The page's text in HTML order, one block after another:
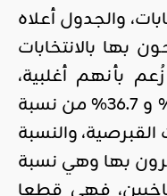
والجدول أعلاه
بها بالانتخابات
بأنهم أغلبية،
لكنها في الواقع تمثل 29.2% و 36.7% من نسبة
القبرصية، والنسبة
بها وهي نسبة